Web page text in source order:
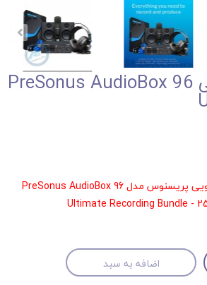
پکیج استودیویی PreSonus AudioBox 96
کامل ترین پکیج استودیویی پریسنوس مدل PreSonus AudioBox 96
Ultimate Recording Bundle -
اضافه به سبد